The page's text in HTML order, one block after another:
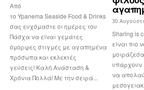
Από
το Ypanema Seaside Food & Drinks
σας ευχόμαστε οι ημέρες του
Πάσχα να είναι γεμάτες
όμορφες στιγμές με αγαπημένα
πρόσωπα και εκλεκτές
γεύσεις! Καλή Ανάσταση &
Χρόνια Πολλά! Με την σειρά...
30
Sharing is caring Γιατί
είναι πιο
μοιράζεσαι! Στο
υπάρχουν
να